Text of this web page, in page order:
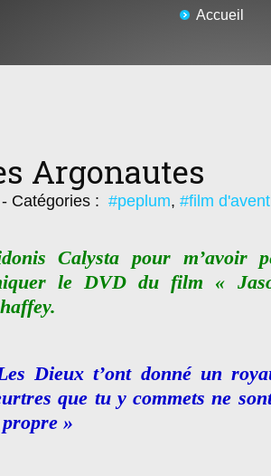
Accueil
Argonautes
- Catégories : #peplum, #film
Calysta pour m’avoir
le DVD du film «
Dieux t’ont donné un
que tu y commets ne
»